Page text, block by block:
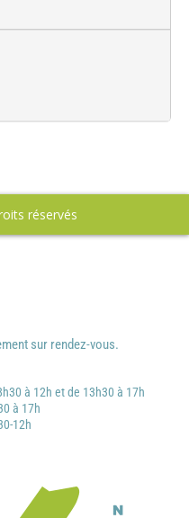
réservés
sur rendez-vous.
à 12h et de 13h30 à 17h
à 17h
12h